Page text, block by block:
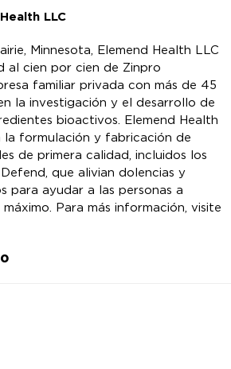
LLC
Minnesota, Elemend Health LLC
al cien por cien de Zinpro
familiar privada con más de 45
la investigación y el desarrollo de
bioactivos. Elemend Health
la formulación y fabricación de
de primera calidad, incluidos los
que alivian dolencias y
para ayudar a las personas a
Para más información, visite